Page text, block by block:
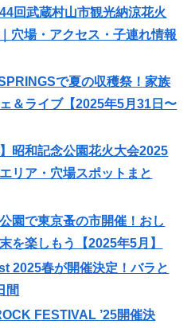
回武蔵村山市観光納涼花火
穴場・アクセス・子連れ情報
で夏の収穫祭！家族
＆ライブ【2025年5月31日〜
昭和記念公園花火大会2025
リア・穴場スポットまと
園で東京蚤の市開催！おし
を楽しもう【2025年5月】
2025春が開催決定！バラと
間
FESTIVAL ’25開催決